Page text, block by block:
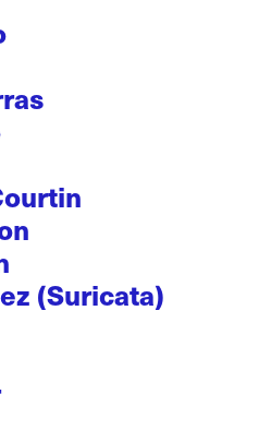
(Suricata)